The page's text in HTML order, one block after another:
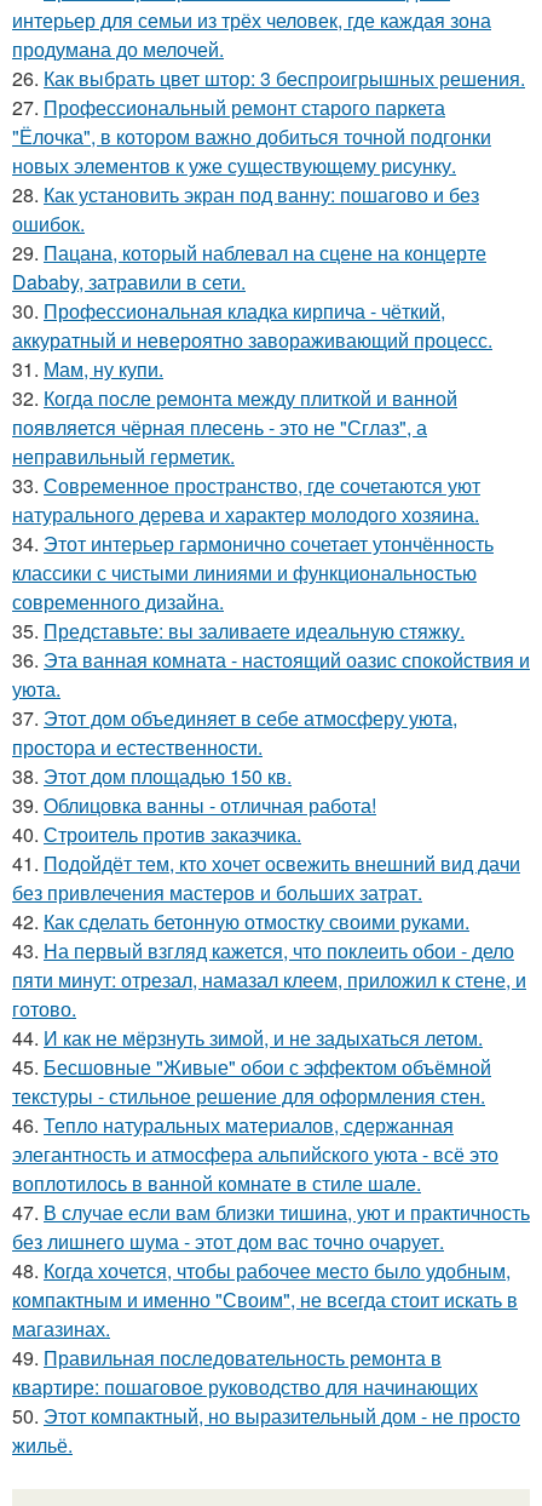
интерьер для семьи из трёх человек, где каждая зона
продумана до мелочей.
26. Как выбрать цвет штор: 3 беспроигрышных решения.
27. Профессиональный ремонт старого паркета
"Ёлочка", в котором важно добиться точной подгонки
новых элементов к уже существующему рисунку.
28. Как установить экран под ванну: пошагово и без
ошибок.
29. Пацана, который наблевал на сцене на концерте
Dababy, затравили в сети.
30. Профессиональная кладка кирпича - чёткий,
аккуратный и невероятно завораживающий процесс.
31. Мам, ну купи.
32. Когда после ремонта между плиткой и ванной
появляется чёрная плесень - это не "Сглаз", а
неправильный герметик.
33. Современное пространство, где сочетаются уют
натурального дерева и характер молодого хозяина.
34. Этот интерьер гармонично сочетает утончённость
классики с чистыми линиями и функциональностью
современного дизайна.
35. Представьте: вы заливаете идеальную стяжку.
36. Эта ванная комната - настоящий оазис спокойствия и
уюта.
37. Этот дом объединяет в себе атмосферу уюта,
простора и естественности.
38. Этот дом площадью 150 кв.
39. Облицовка ванны - отличная работа!
40. Строитель против заказчика.
41. Подойдёт тем, кто хочет освежить внешний вид дачи
без привлечения мастеров и больших затрат.
42. Как сделать бетонную отмостку своими руками.
43. На первый взгляд кажется, что поклеить обои - дело
пяти минут: отрезал, намазал клеем, приложил к стене, и
готово.
44. И как не мёрзнуть зимой, и не задыхаться летом.
45. Бесшовные "Живые" обои с эффектом объёмной
текстуры - стильное решение для оформления стен.
46. Тепло натуральных материалов, сдержанная
элегантность и атмосфера альпийского уюта - всё это
воплотилось в ванной комнате в стиле шале.
47. В случае если вам близки тишина, уют и практичность
без лишнего шума - этот дом вас точно очарует.
48. Когда хочется, чтобы рабочее место было удобным,
компактным и именно "Своим", не всегда стоит искать в
магазинах.
49. Правильная последовательность ремонта в
квартире: пошаговое руководство для начинающих
50. Этот компактный, но выразительный дом - не просто
жильё.